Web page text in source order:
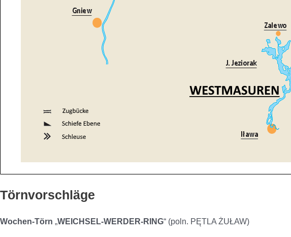
Törnvorschläge
Wochen-Törn „WEICHSEL-WERDER-RING“ (poln. PĘTLA ŻUŁAW)